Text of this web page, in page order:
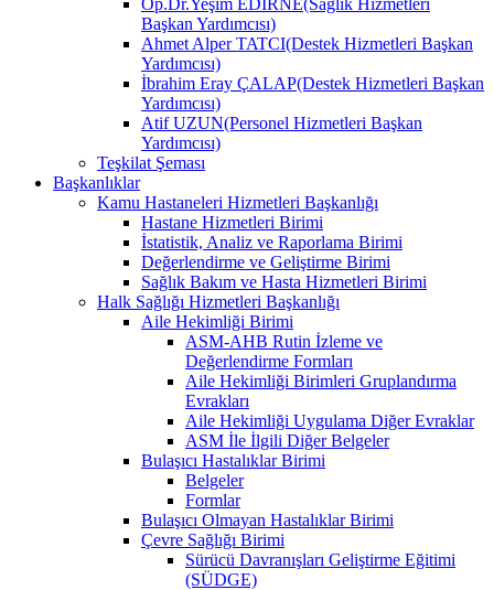
Başkan Yardımcısı)
Ahmet Alper TATCI(Destek Hizmetleri Başkan
Yardımcısı)
İbrahim Eray ÇALAP(Destek Hizmetleri Başkan
Yardımcısı)
Atif UZUN(Personel Hizmetleri Başkan
Yardımcısı)
Teşkilat Şeması
Başkanlıklar
Kamu Hastaneleri Hizmetleri Başkanlığı
Hastane Hizmetleri Birimi
İstatistik, Analiz ve Raporlama Birimi
Değerlendirme ve Geliştirme Birimi
Sağlık Bakım ve Hasta Hizmetleri Birimi
Halk Sağlığı Hizmetleri Başkanlığı
Aile Hekimliği Birimi
ASM-AHB Rutin İzleme ve
Değerlendirme Formları
Aile Hekimliği Birimleri Gruplandırma
Evrakları
Aile Hekimliği Uygulama Diğer Evraklar
ASM İle İlgili Diğer Belgeler
Bulaşıcı Hastalıklar Birimi
Belgeler
Formlar
Bulaşıcı Olmayan Hastalıklar Birimi
Çevre Sağlığı Birimi
Sürücü Davranışları Geliştirme Eğitimi
(SÜDGE)